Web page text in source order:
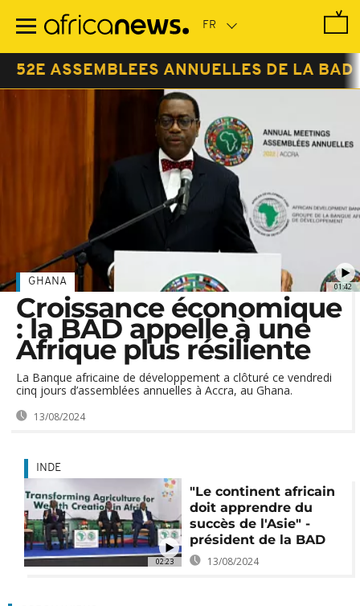
contenu
52E ASSEMBLEES ANNUELLES DE LA BAD
01:42
GHANA
Croissance économique
: la BAD appelle à une
Afrique plus résiliente
La Banque africaine de développement a clôturé ce vendredi
cinq jours d’assemblées annuelles à Accra, au Ghana.
13/08/2024
02:23
INDE
"Le continent africain
doit apprendre du
succès de l'Asie" -
président de la BAD
13/08/2024